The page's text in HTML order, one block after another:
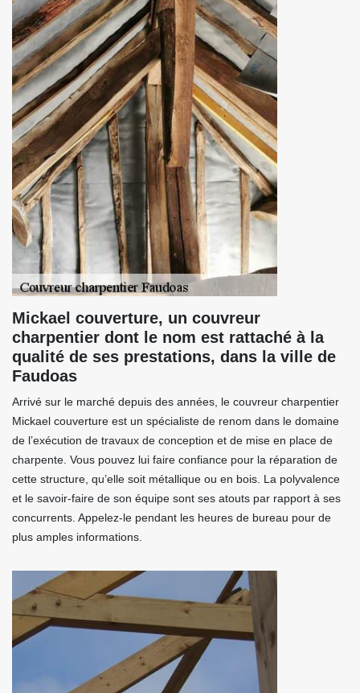
Mickael couverture, un couvreur
charpentier dont le nom est rattaché à la
qualité de ses prestations, dans la ville de
Faudoas
Arrivé sur le marché depuis des années, le couvreur charpentier
Mickael couverture est un spécialiste de renom dans le domaine
de l’exécution de travaux de conception et de mise en place de
charpente. Vous pouvez lui faire confiance pour la réparation de
cette structure, qu’elle soit métallique ou en bois. La polyvalence
et le savoir-faire de son équipe sont ses atouts par rapport à ses
concurrents. Appelez-le pendant les heures de bureau pour de
plus amples informations.